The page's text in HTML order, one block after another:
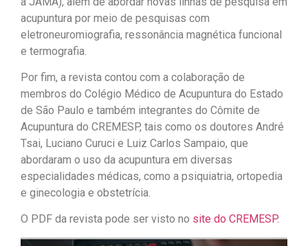
acupuntura por meio de pesquisas com
eletroneuromiografia, ressonância magnética funcional
e termografia.
Por fim, a revista contou com a colaboração de
membros do Colégio Médico de Acupuntura do Estado
de São Paulo e também integrantes do Cômite de
Acupuntura do CREMESP, tais como os doutores André
Tsai, Luciano Curuci e Luiz Carlos Sampaio, que
abordaram o uso da acupuntura em diversas
especialidades médicas, como a psiquiatria, ortopedia
e ginecologia e obstetrícia.
O PDF da revista pode ser visto no site do CREMESP.